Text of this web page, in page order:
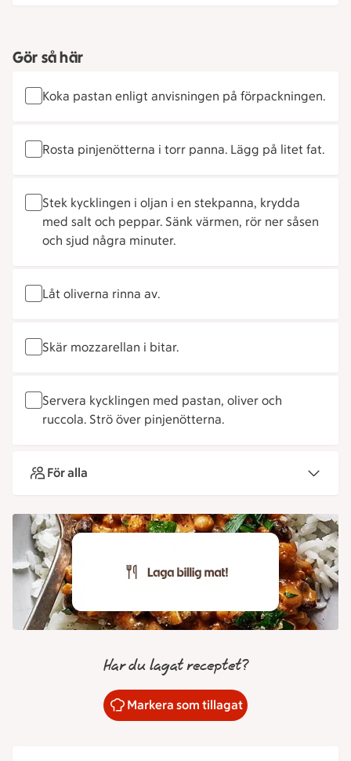
Gör så här
Koka pastan enligt anvisningen på förpackningen.
Rosta pinjenötterna i torr panna. Lägg på litet fat.
Stek kycklingen i oljan i en stekpanna, krydda
med salt och peppar. Sänk värmen, rör ner såsen
och sjud några minuter.
Låt oliverna rinna av.
Skär mozzarellan i bitar.
Servera kycklingen med pastan, oliver och
ruccola. Strö över pinjenötterna.
För alla
Har du lagat receptet?
Markera som tillagat